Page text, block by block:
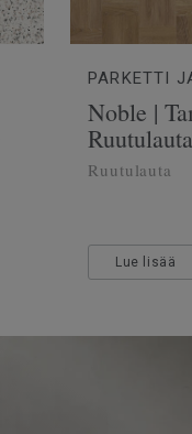
PARKETTI
Noble |
Ruutulauta
Ruutulauta
Lue lisää